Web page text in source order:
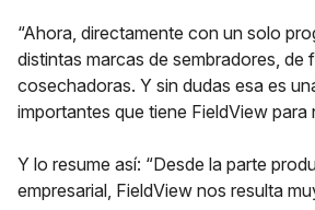
“Ahora, directamente con un solo
distintas marcas de sembradores, de
cosechadoras. Y sin dudas esa es
importantes que tiene FieldView para
Y lo resume así: “Desde la parte
empresarial, FieldView nos resulta